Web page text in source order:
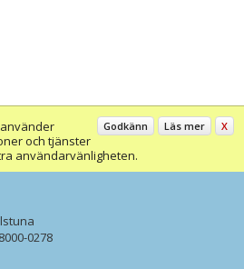
Godkänn Läs mer X
och tjänster
användarvänligheten.
0278